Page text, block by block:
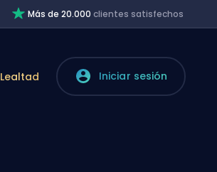
Más de 20.000clientes satisfechos
Lealtad Iniciar sesión